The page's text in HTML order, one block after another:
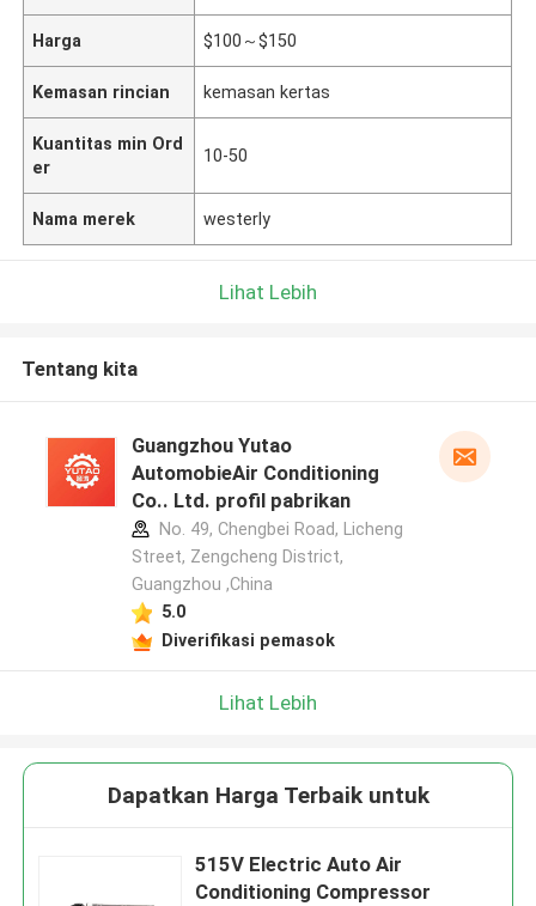
Harga $100～$150
Kemasan rincian kemasan kertas
Kuantitas min Ord
er
10-50
Nama merek westerly
Lihat Lebih
Tentang kita
Guangzhou Yutao
AutomobieAir Conditioning
Co.. Ltd. profil pabrikan
No. 49, Chengbei Road, Licheng
Street, Zengcheng District,
Guangzhou ,China
5.0
Diverifikasi pemasok
Lihat Lebih
Dapatkan Harga Terbaik untuk
515V Electric Auto Air
Conditioning Compressor